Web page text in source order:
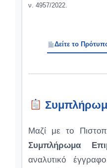
ν. 4957/2022.
Δείτε το
Μαζί με το
Συμπλήρωμα
αναλυτικό